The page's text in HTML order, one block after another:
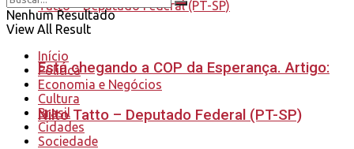
Está chegando a COP da Esperança. Artigo:
Nilto Tatto – Deputado Federal (PT-SP)
Nenhum Resultado
View All Result
Início
Política
Economia e Negócios
Cultura
Brasil
Cidades
Sociedade